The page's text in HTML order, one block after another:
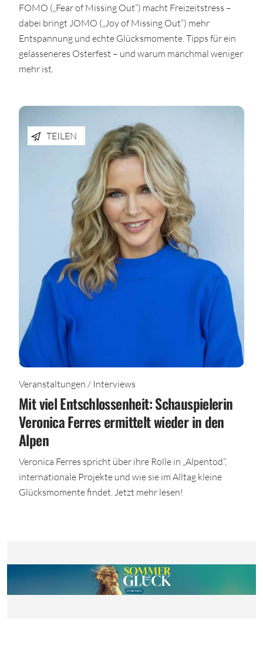
FOMO („Fear of Missing Out“) macht Freizeitstress –
dabei bringt JOMO („Joy of Missing Out“) mehr
Entspannung und echte Glücksmomente. Tipps für ein
gelasseneres Osterfest – und warum manchmal weniger
mehr ist.
TEILEN
Veranstaltungen / Interviews
Mit viel Entschlossenheit: Schauspielerin
Veronica Ferres ermittelt wieder in den
Alpen
Veronica Ferres spricht über ihre Rolle in „Alpentod“,
internationale Projekte und wie sie im Alltag kleine
Glücksmomente findet. Jetzt mehr lesen!